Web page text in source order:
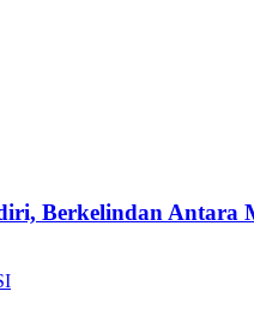
Berkelindan Antara